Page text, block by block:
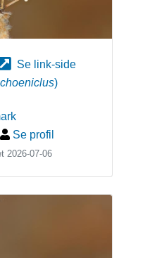
Se link-side
)
Se profil
2026-07-06